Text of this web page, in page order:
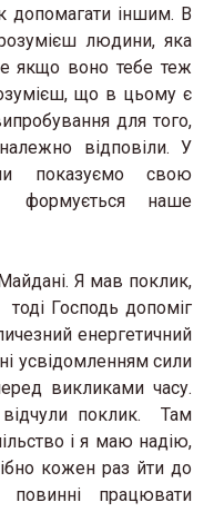
допомагати іншим. В
людини, яка
якщо воно тебе теж
що в цьому є
для того,
відповіли. У
показуємо свою
формується наше
Я мав поклик,
Господь допоміг
енергетичний
усвідомленням сили
викликами часу.
поклик. Там
і я маю надію,
кожен раз йти до
працювати